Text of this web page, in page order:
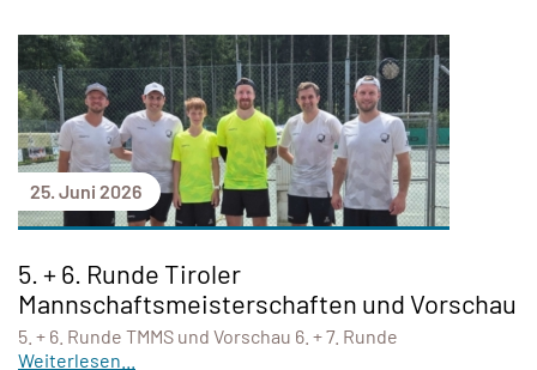
25. Juni 2026
5. + 6. Runde Tiroler
Mannschaftsmeisterschaften und Vorschau
5. + 6. Runde TMMS und Vorschau 6. + 7. Runde
Weiterlesen...